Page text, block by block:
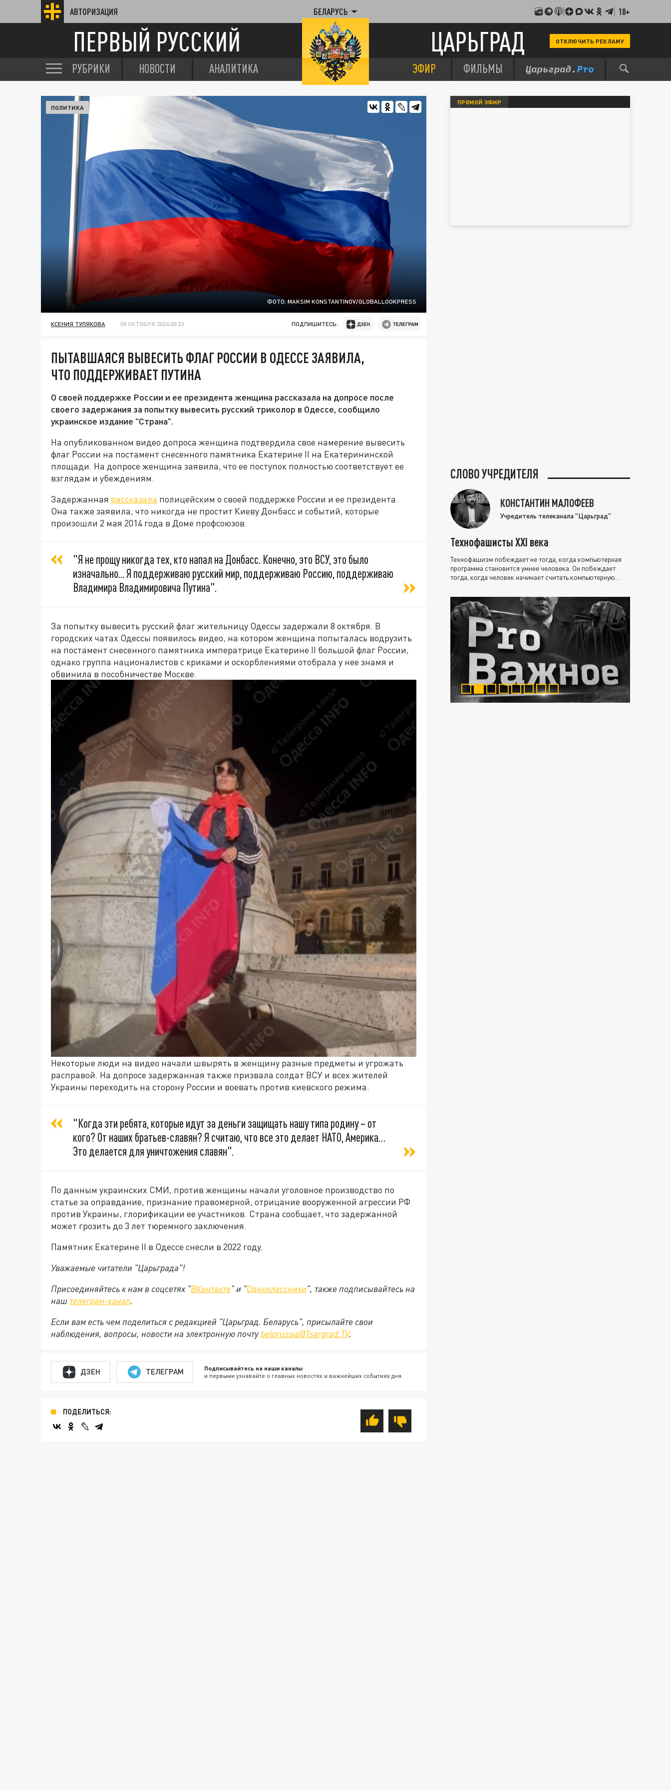
АВТОРИЗАЦИЯ БЕЛАРУСЬ 18+
ПЕРВЫЙ РУССКИЙ ЦАРЬГРАД ОТКЛЮЧИТЬ РЕКЛАМУ
РУБРИКИ НОВОСТИ АНАЛИТИКА ЭФИР ФИЛЬМЫ
ФОТО: MAKSIM KONSTANTINOV/GLOBALLOOKPRESS
ПОЛИТИКА
КСЕНИЯ ТУЛЯКОВА 09 ОКТЯБРЯ 2024 00:23 ПОДПИШИТЕСЬ:
ПЫТАВШАЯСЯ ВЫВЕСИТЬ ФЛАГ РОССИИ В ОДЕССЕ ЗАЯВИЛА,
ЧТО ПОДДЕРЖИВАЕТ ПУТИНА
О своей поддержке России и ее президента женщина рассказала на допросе после
своего задержания за попытку вывесить русский триколор в Одессе, сообщило
украинское издание "Страна".
На опубликованном видео допроса женщина подтвердила свое намерение вывесить
флаг России на постамент снесенного памятника Екатерине II на Екатерининской
площади. На допросе женщина заявила, что ее поступок полностью соответствует ее
взглядам и убеждениям.
Задержанная рассказала полицейским о своей поддержке России и ее президента.
Она также заявила, что никогда не простит Киеву Донбасс и событий, которые
произошли 2 мая 2014 года в Доме профсоюзов.
"Я не прощу никогда тех, кто напал на Донбасс. Конечно, это ВСУ, это было
изначально... Я поддерживаю русский мир, поддерживаю Россию, поддерживаю
Владимира Владимировича Путина".
За попытку вывесить русский флаг жительницу Одессы задержали 8 октября. В
городских чатах Одессы появилось видео, на котором женщина попыталась водрузить
на постамент снесенного памятника императрице Екатерине II большой флаг России,
однако группа националистов с криками и оскорблениями отобрала у нее знамя и
обвинила в пособничестве Москве.
Некоторые люди на видео начали швырять в женщину разные предметы и угрожать
расправой. На допросе задержанная также призвала солдат ВСУ и всех жителей
Украины переходить на сторону России и воевать против киевского режима.
"Когда эти ребята, которые идут за деньги защищать нашу типа родину – от
кого? От наших братьев-славян? Я считаю, что все это делает НАТО, Америка…
Это делается для уничтожения славян".
По данным украинских СМИ, против женщины начали уголовное производство по
статье за оправдание, признание правомерной, отрицание вооруженной агрессии РФ
против Украины, глорификации ее участников. Страна сообщает, что задержанной
может грозить до 3 лет тюремного заключения.
Памятник Екатерине II в Одессе снесли в 2022 году.
Уважаемые читатели "Царьграда"!
Присоединяйтесь к нам в соцсетях "ВКонтакте" и "Одноклассники", также подписывайтесь на
наш телеграм-канал.
Если вам есть чем поделиться с редакцией "Царьград. Беларусь", присылайте свои
наблюдения, вопросы, новости на электронную почту belorussia@Tsargrad.TV.
ДЗЕН ТЕЛЕГРАМ Подписывайтесь на наши каналы
и первыми узнавайте о главных новостях и важнейших событиях дня.
ПОДЕЛИТЬСЯ:
ПРЯМОЙ ЭФИР
СЛОВО УЧРЕДИТЕЛЯ
КОНСТАНТИН МАЛОФЕЕВ
Учредитель телеканала "Царьград"
Технофашисты XXI века
Технофашизм побеждает не тогда, когда компьютерная
программа становится умнее человека. Он побеждает
тогда, когда человек начинает считать компьютерную